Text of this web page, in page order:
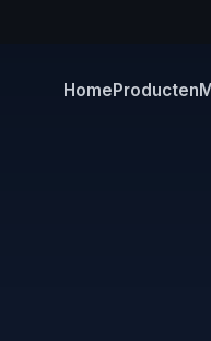
HomeProducten